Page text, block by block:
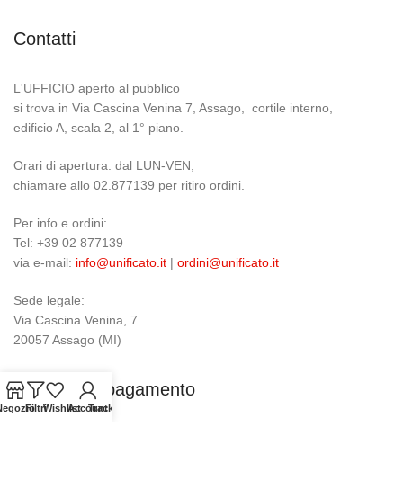
Contatti
L'UFFICIO aperto al pubblico
si trova in Via Cascina Venina 7, Assago, cortile interno,
edificio A, scala 2, al 1° piano.
Orari di apertura: dal LUN-VEN,
chiamare allo 02.877139 per ritiro ordini.
Per info e ordini:
Tel: +39 02 877139
via e-mail: info@unificato.it | ordini@unificato.it
Sede legale:
Via Cascina Venina, 7
20057 Assago (MI)
Modalità di pagamento
FiltriWishlistAccount
Tracking